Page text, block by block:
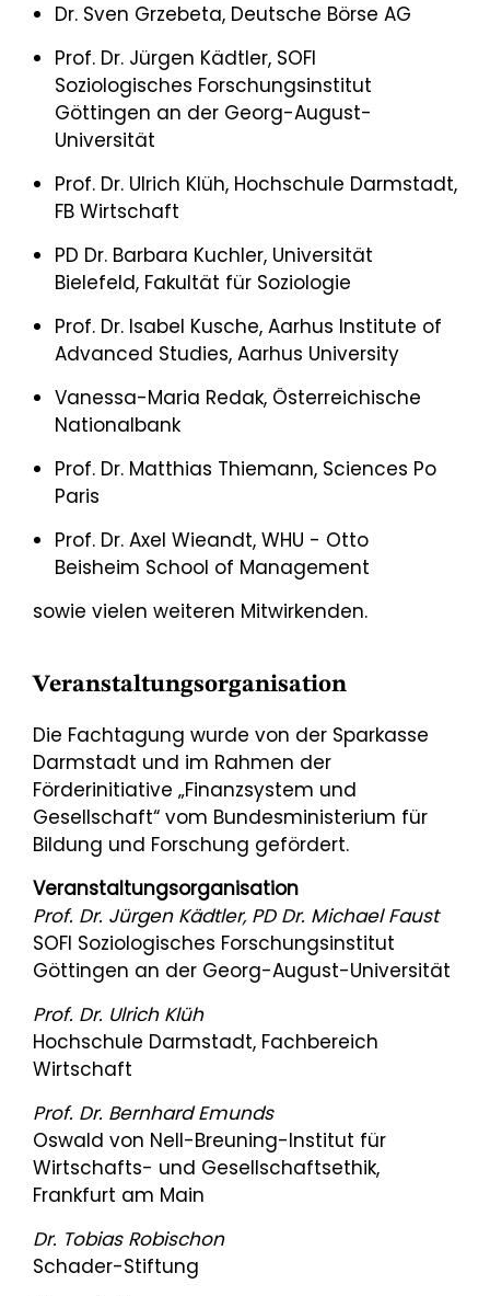
Dr. Sven Grzebeta, Deutsche Börse AG
Prof. Dr. Jürgen Kädtler, SOFI
Soziologisches Forschungsinstitut
Göttingen an der Georg-August-
Universität
Prof. Dr. Ulrich Klüh, Hochschule Darmstadt,
FB Wirtschaft
PD Dr. Barbara Kuchler, Universität
Bielefeld, Fakultät für Soziologie
Prof. Dr. Isabel Kusche, Aarhus Institute of
Advanced Studies, Aarhus University
Vanessa-Maria Redak, Österreichische
Nationalbank
Prof. Dr. Matthias Thiemann, Sciences Po
Paris
Prof. Dr. Axel Wieandt, WHU - Otto
Beisheim School of Management
sowie vielen weiteren Mitwirkenden.
Veranstaltungsorganisation
Die Fachtagung wurde von der Sparkasse
Darmstadt und im Rahmen der
Förderinitiative „Finanzsystem und
Gesellschaft“ vom Bundesministerium für
Bildung und Forschung gefördert.
Veranstaltungsorganisation
Prof. Dr. Jürgen Kädtler, PD Dr. Michael Faust
SOFI Soziologisches Forschungsinstitut
Göttingen an der Georg-August-Universität
Prof. Dr. Ulrich Klüh
Hochschule Darmstadt, Fachbereich
Wirtschaft
Prof. Dr. Bernhard Emunds
Oswald von Nell-Breuning-Institut für
Wirtschafts- und Gesellschaftsethik,
Frankfurt am Main
Dr. Tobias Robischon
Schader-Stiftung